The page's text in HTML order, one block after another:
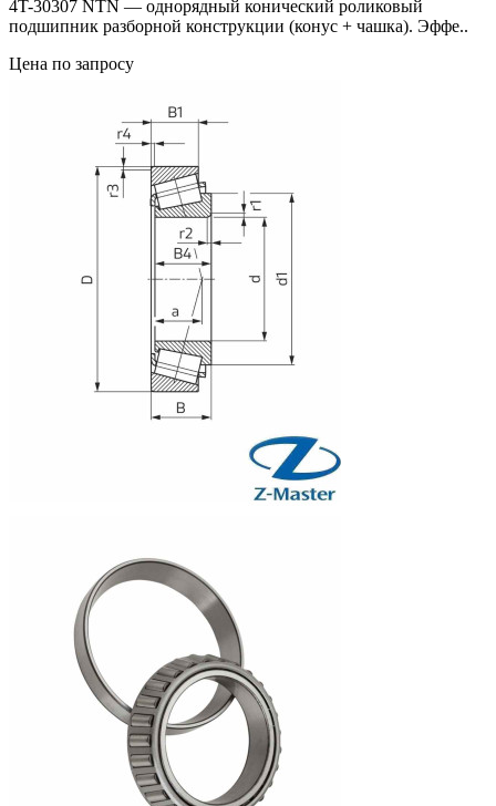
4T-30307 NTN — однорядный конический роликовый
подшипник разборной конструкции (конус + чашка). Эффе..
Цена по запросу